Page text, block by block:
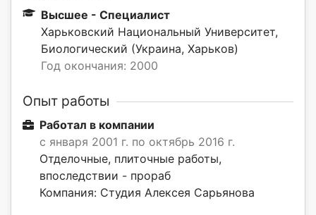
Высшее - Специалист
Харьковский Национальный Университет,
Биологический (Украина, Харьков)
Год окончания: 2000
Опыт работы
Работал в компании
с января 2001 г. по октябрь 2016 г.
Отделочные, плиточные работы,
впоследствии - прораб
Компания: Студия Алексея Сарьянова